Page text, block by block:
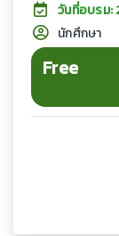
วันที่อบรม:
นักศึกษา
Free